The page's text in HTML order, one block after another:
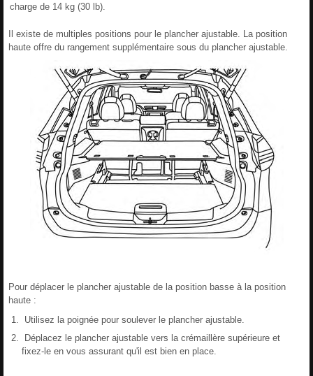
charge de 14 kg (30 lb).
Il existe de multiples positions pour le plancher ajustable. La position
haute offre du rangement supplémentaire sous du plancher ajustable.
Pour déplacer le plancher ajustable de la position basse à la position
haute :
Utilisez la poignée pour soulever le plancher ajustable.
Déplacez le plancher ajustable vers la crémaillère supérieure et
fixez-le en vous assurant qu'il est bien en place.